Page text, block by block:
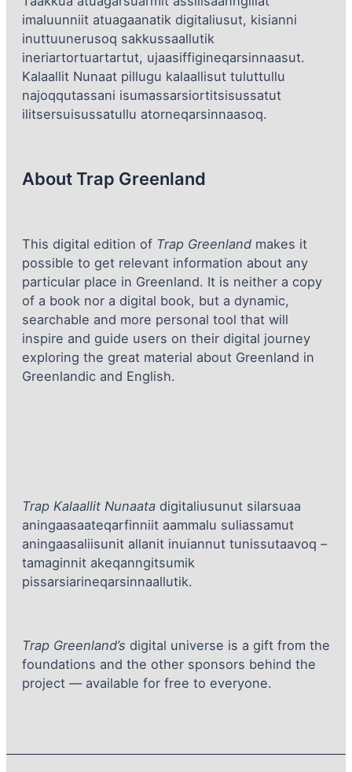
imaluunniit atuagaanatik digitaliusut, kisianni
inuttuunerusoq sakkussaallutik
ineriartortuartartut, ujaasiffigineqarsinnaasut.
Kalaallit Nunaat pillugu kalaallisut tuluttullu
najoqqutassani isumassarsiortitsisussatut
ilitsersuisussatullu atorneqarsinnaasoq.
About Trap Greenland
This digital edition of Trap Greenland makes it
possible to get relevant information about any
particular place in Greenland. It is neither a copy
of a book nor a digital book, but a dynamic,
searchable and more personal tool that will
inspire and guide users on their digital journey
exploring the great material about Greenland in
Greenlandic and English.
Trap Kalaallit Nunaata digitaliusunut silarsuaa
aningaasaateqarfinniit aammalu suliassamut
aningaasaliisunit allanit inuiannut tunissutaavoq –
tamaginnit akeqanngitsumik
pissarsiarineqarsinnaallutik.
Trap Greenland’s digital universe is a gift from the
foundations and the other sponsors behind the
project — available for free to everyone.